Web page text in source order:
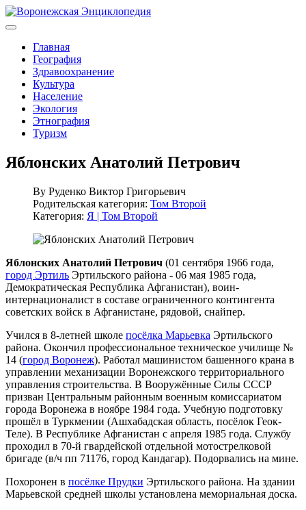
Главная
География
Здравоохранение
Культура
Население
Экология
Этнография
Туризм
Яблонских Анатолий Петрович
By Руденко Виктор Григорьевич
Родительская категория: Том Второй
Категория: Я | Том Второй
Яблонских Анатолий Петрович (01 сентября 1966 года,
город Эртиль Эртильского района - 06 мая 1985 года,
Демократическая Республика Афганистан), воин-
интернационалист в составе ограниченного контингента
советских войск в Афганистане, рядовой, снайпер.
Учился в 8-летней школе посёлка Марьевка Эртильского
района. Окончил профессиональное техническое училище №
14 (город Воронеж). Работал машинистом башенного крана в
управлении механизации Воронежского территориального
управления строительства. В Вооружённые Силы СССР
призван Центральным районным военным комиссариатом
города Воронежа в ноябре 1984 года. Учебную подготовку
прошёл в Туркмении (Ашхабадская область, посёлок Геок-
Теле). В Республике Афганистан с апреля 1985 года. Службу
проходил в 70-й гвардейской отдельной мотострелковой
бригаде (в/ч пп 71176, город Кандагар). Подорвались на мине.
Похоронен в посёлке Прудки Эртильского района. На здании
Марьевской средней школы установлена мемориальная доска.